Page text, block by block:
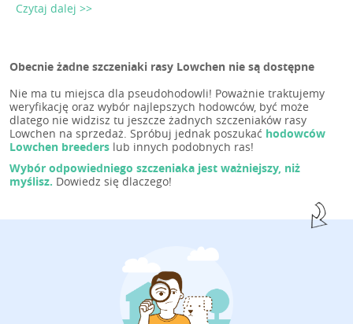
Czytaj dalej >>
Obecnie żadne szczeniaki rasy Lowchen nie są dostępne
Nie ma tu miejsca dla pseudohodowli! Poważnie traktujemy
weryfikację oraz wybór najlepszych hodowców, być może
dlatego nie widzisz tu jeszcze żadnych szczeniaków rasy
Lowchen na sprzedaż. Spróbuj jednak poszukać hodowców
Lowchen breeders lub innych podobnych ras!
Wybór odpowiedniego szczeniaka jest ważniejszy, niż
myślisz. Dowiedz się dlaczego!